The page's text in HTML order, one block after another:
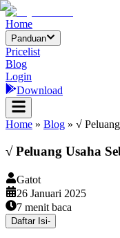
Home
Panduan
Pricelist
Blog
Login
Download
Home » Blog » √
√ Peluang Usaha
Gatot
26 Januari 2025
7 menit baca
Daftar Isi-